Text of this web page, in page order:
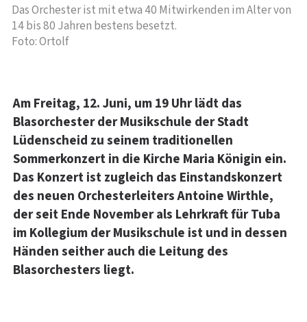
Das Orchester ist mit etwa 40 Mitwirkenden im Alter von
14 bis 80 Jahren bestens besetzt.
Foto: Ortolf
Am Freitag, 12. Juni, um 19 Uhr lädt das
Blasorchester der Musikschule der Stadt
Lüdenscheid zu seinem traditionellen
Sommerkonzert in die Kirche Maria Königin ein.
Das Konzert ist zugleich das Einstandskonzert
des neuen Orchesterleiters Antoine Wirthle,
der seit Ende November als Lehrkraft für Tuba
im Kollegium der Musikschule ist und in dessen
Händen seither auch die Leitung des
Blasorchesters liegt.